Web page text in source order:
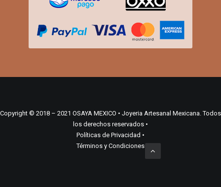
Copyright © 2018 – 2021 OSAYA MEXICO • Joyeria Artesanal Mexicana. Todos
los derechos reservados •
Políticas de Privacidad •
Términos y Condiciones